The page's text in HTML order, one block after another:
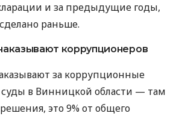
и за предыдущие годы,
раньше.
коррупционеров
за коррупционные
в Винницкой области — там
это 9% от общего